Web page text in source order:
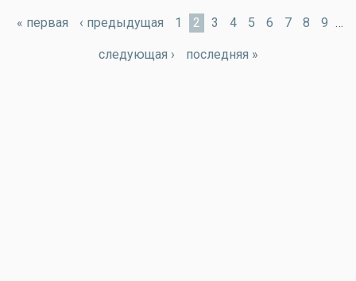
« первая ‹ предыдущая 1 2 3 4 5 6 7 8 9 …
следующая › последняя »